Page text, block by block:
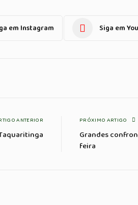
em Instagram Siga em
ANTERIOR PRÓXIMO ARTIGO
Grandes
feira